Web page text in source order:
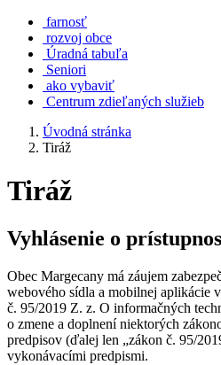
farnosť
rozvoj obce
Úradná tabuľa
Seniori
ako vybaviť
Centrum zdieľaných služieb
Úvodná stránka
Tiráž
Tiráž
Vyhlásenie o
Obec Margecany má záujem
webového sídla a mobilnej aplikácie
č. 95/2019 Z. z. O informačných
o zmene a doplnení niektorých
predpisov (ďalej len „zákon č. 95/
vykonávacími predpismi.